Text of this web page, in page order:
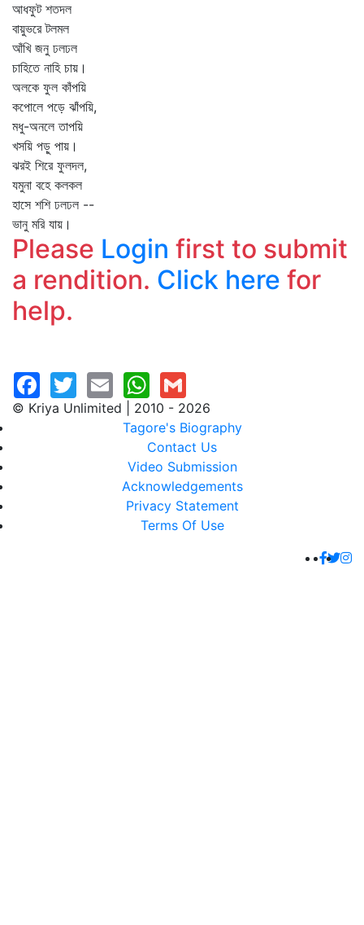
আধফুট শতদল
বায়ুভরে টলমল
আঁখি জনু ঢলঢল
চাহিতে নাহি চায়।
অলকে ফুল কাঁপয়ি
কপোলে পড়ে ঝাঁপয়ি,
মধু-অনলে তাপয়ি
খসয়ি পড়ু পায়।
ঝরই শিরে ফুলদল,
যমুনা বহে কলকল
হাসে শশি ঢলঢল --
ভানু মরি যায়।
Please Login first to submit
a rendition. Click here for
help.
© Kriya Unlimited | 2010 - 2026
Tagore's Biography
Contact Us
Video Submission
Acknowledgements
Privacy Statement
Terms Of Use